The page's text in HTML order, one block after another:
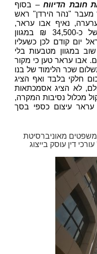
חובת הדיווח – בסוף
דרך מעבר "נהר הירדן" ראש
נאיף אבו עראר,
כשברשותו סכום כסף בשווי של כ-34,500 ₪ במגוון
יום קודם לכן כשעליו
ערך לכ-38,000 ₪, שוב במגוון מטבעות בלי
אבו עראר טען כי מקור
שכר הלימוד של בנו
חלקי בלבד ואף הציג
לא הציג אסמכתאות
מכלול נסיבות המקרה,
עראר עיצום כספי בסך
מאוניברסיטת
עורכי דין עוסק בייצוג